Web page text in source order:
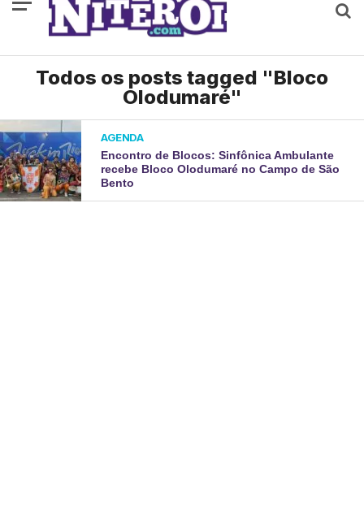
Todos os posts tagged "Bloco
Olodumaré"
AGENDA
Encontro de Blocos: Sinfônica Ambulante
recebe Bloco Olodumaré no Campo de São
Bento